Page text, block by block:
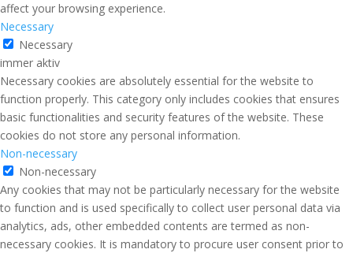
affect your browsing experience.
Necessary
Necessary
immer aktiv
Necessary cookies are absolutely essential for the website to
function properly. This category only includes cookies that ensures
basic functionalities and security features of the website. These
cookies do not store any personal information.
Non-necessary
Non-necessary
Any cookies that may not be particularly necessary for the website
to function and is used specifically to collect user personal data via
analytics, ads, other embedded contents are termed as non-
necessary cookies. It is mandatory to procure user consent prior to